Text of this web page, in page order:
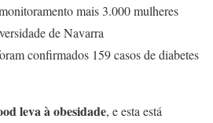
mais 3.000 mulheres
de Navarra
confirmados 159 casos de diabetes
leva à obesidade, e esta está